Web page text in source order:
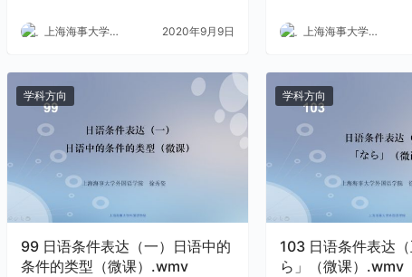
上海海事大学外语 2020年9月9日 上海海事大学外语
学科方向
99 日语条件表达（一）日语中的
条件的类型（微课）.wmv
学科方向
103 日语条件表达（五）「な
ら」（微课）.wmv